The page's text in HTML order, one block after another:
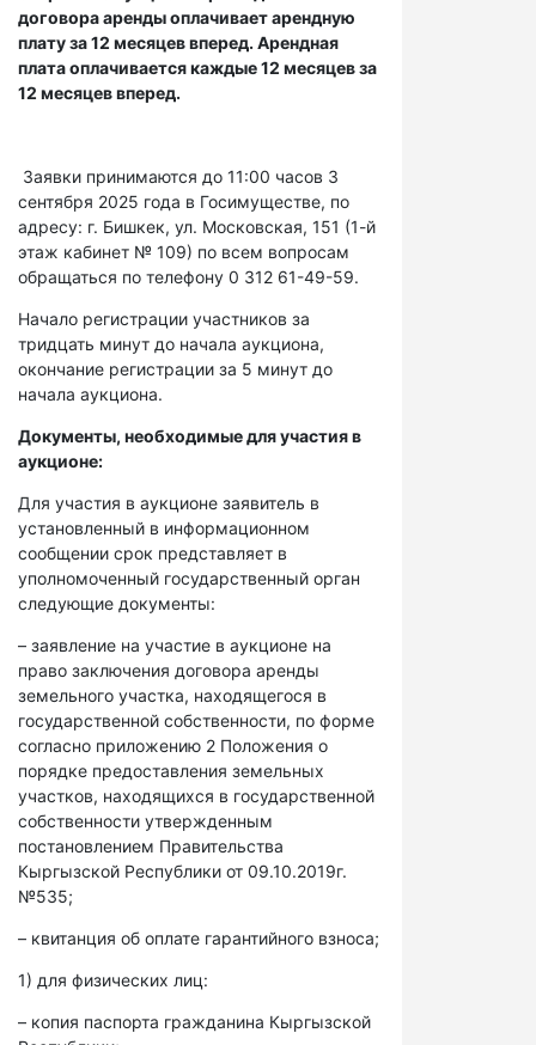
договора аренды оплачивает арендную
плату за 12 месяцев вперед. Арендная
плата оплачивается каждые 12 месяцев за
12 месяцев вперед.
Заявки принимаются до 11:00 часов 3
сентября 2025 года в Госимуществе, по
адресу: г. Бишкек, ул. Московская, 151 (1-й
этаж кабинет № 109) по всем вопросам
обращаться по телефону 0 312 61-49-59.
Начало регистрации участников за
тридцать минут до начала аукциона,
окончание регистрации за 5 минут до
начала аукциона.
Документы, необходимые для участия в
аукционе:
Для участия в аукционе заявитель в
установленный в информационном
сообщении срок представляет в
уполномоченный государственный орган
следующие документы:
– заявление на участие в аукционе на
право заключения договора аренды
земельного участка, находящегося в
государственной собственности, по форме
согласно приложению 2 Положения о
порядке предоставления земельных
участков, находящихся в государственной
собственности утвержденным
постановлением Правительства
Кыргызской Республики от 09.10.2019г.
№535;
– квитанция об оплате гарантийного взноса;
1) для физических лиц:
– копия паспорта гражданина Кыргызской